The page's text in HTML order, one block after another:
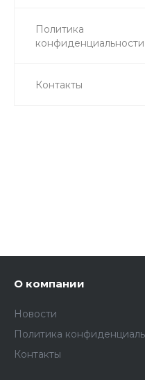
Политика
конфиденциальности
Контакты
О компании
Новости
Политика
Контакты